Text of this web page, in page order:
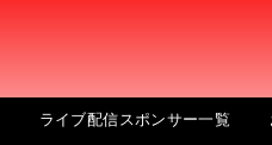
ライブ配信スポンサー一覧